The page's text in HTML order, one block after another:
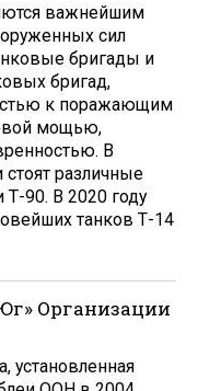
важнейшим
сил
бригады и
бригад,
к поражающим
мощью,
В
различные
90. В 2020 году
танков Т-14
Организации
установленная